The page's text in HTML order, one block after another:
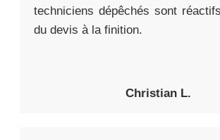
techniciens dépêchés sont
du devis à la finition.
Christian L.